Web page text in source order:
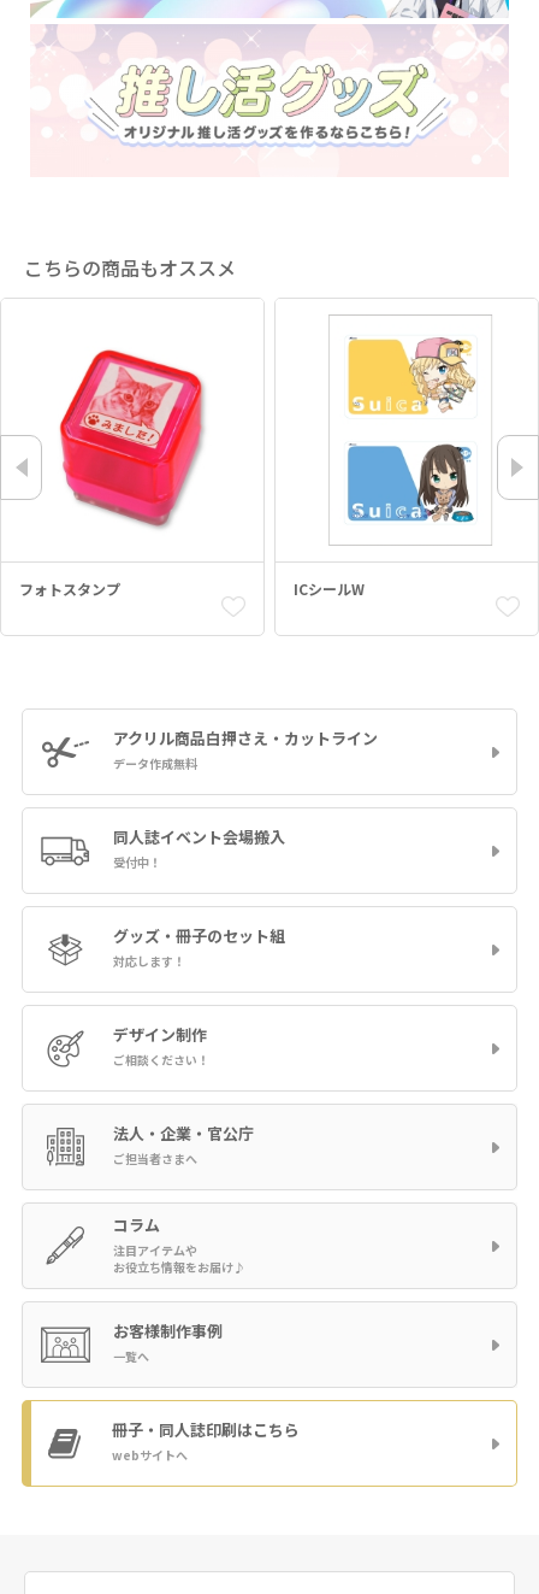
こちらの商品もオススメ
フォトスタンプ ICシールW
アクリル商品白押さえ・カットライン
データ作成無料
同人誌イベント会場搬入
受付中！
グッズ・冊子のセット組
対応します！
デザイン制作
ご相談ください！
法人・企業・官公庁
ご担当者さまへ
コラム
注目アイテムや
お役立ち情報をお届け♪
お客様制作事例
一覧へ
冊子・同人誌印刷はこちら
webサイトへ